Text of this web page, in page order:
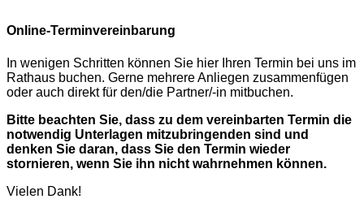
Online-Terminvereinbarung
In wenigen Schritten können Sie hier Ihren Termin bei uns im
Rathaus buchen. Gerne mehrere Anliegen zusammenfügen
oder auch direkt für den/die Partner/-in mitbuchen.
Bitte beachten Sie, dass zu dem vereinbarten Termin die
notwendig Unterlagen mitzubringenden sind und
denken Sie daran, dass Sie den Termin wieder
stornieren, wenn Sie ihn nicht wahrnehmen können.
Vielen Dank!